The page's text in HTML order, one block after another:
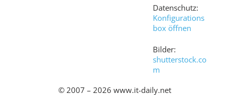
Datenschutz:
Konfigurations
box öffnen
Bilder:
shutterstock.co
m
© 2007 – 2026 www.it-daily.net